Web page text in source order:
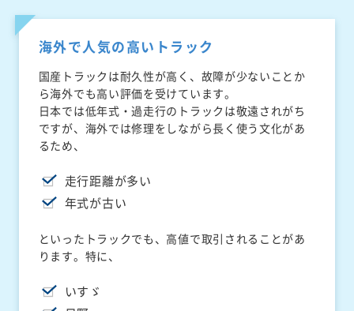
海外で人気の高いトラック
国産トラックは耐久性が高く、故障が少ないことか
ら海外でも高い評価を受けています。
日本では低年式・過走行のトラックは敬遠されがち
ですが、海外では修理をしながら長く使う文化があ
るため、
走行距離が多い
年式が古い
といったトラックでも、高値で取引されることがあ
ります。特に、
いすゞ